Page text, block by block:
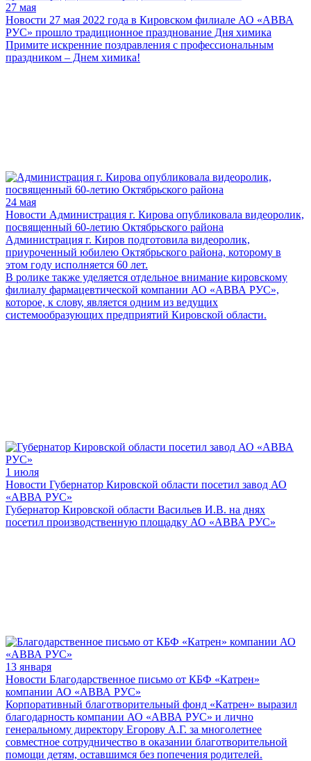
27 мая
Новости 27 мая 2022 года в Кировском филиале АО «АВВА
РУС» прошло традиционное празднование Дня химика
Примите искренние поздравления с профессиональным
праздником – Днем химика!
24 мая
Новости Администрация г. Кирова опубликовала видеоролик,
посвященный 60-летию Октябрьского района
Администрация г. Киров подготовила видеоролик,
приуроченный юбилею Октябрьского района, которому в
этом году исполняется 60 лет.
В ролике также уделяется отдельное внимание кировскому
филиалу фармацевтической компании АО «АВВА РУС»,
которое, к слову, является одним из ведущих
системообразующих предприятий Кировской области.
1 июля
Новости Губернатор Кировской области посетил завод АО
«АВВА РУС»
Губернатор Кировской области Васильев И.В. на днях
посетил производственную площадку АО «АВВА РУС»
13 января
Новости Благодарственное письмо от КБФ «Катрен»
компании АО «АВВА РУС»
Корпоративный благотворительный фонд «Катрен» выразил
благодарность компании АО «АВВА РУС» и лично
генеральному директору Егорову А.Г. за многолетнее
совместное сотрудничество в оказании благотворительной
помощи детям, оставшимся без попечения родителей.